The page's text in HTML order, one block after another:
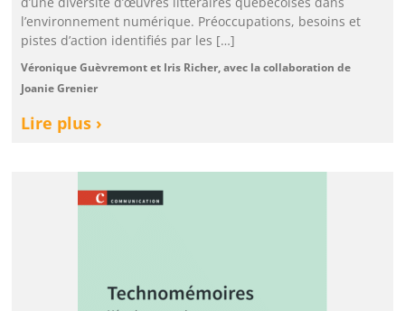
l’environnement numérique. Préoccupations, besoins et
pistes d’action identifiés par les […]
Véronique Guèvremont et Iris Richer, avec la collaboration de
Joanie Grenier
Lire plus ›